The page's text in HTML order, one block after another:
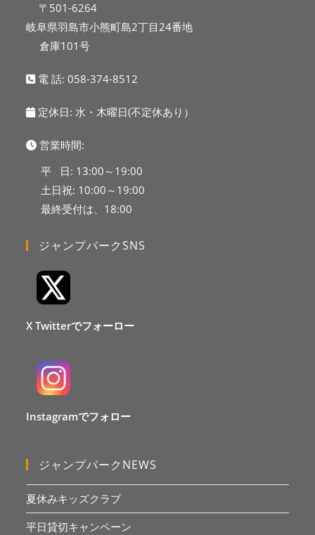
〒501-6264
岐阜県羽島市小熊町島2丁目24番地
倉庫101号
電 話:058-374-8512
定休日: 水・木曜日(不定休あり）
営業時間:
平 日: 13:00～19:00
土日祝: 10:00～19:00
最終受付は、18:00
ジャンプパークSNS
X Twitterでフォーロー
Instagramでフォロー
ジャンプパークNEWS
夏休みキッズクラブ
平日貸切キャンペーン